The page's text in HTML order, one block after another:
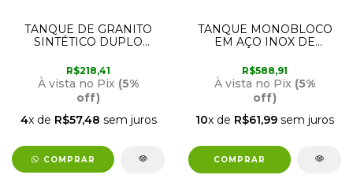
TANQUE DE GRANITO
SINTÉTICO DUPLO
RORATO
R$218,41
À vista no Pix (5%
off)
4x de R$57,48 sem juros
COMPRAR
TANQUE MONOBLOCO
EM AÇO INOX DE
SOBREPOR 32 LITROS
55CM X 45CM X 23CM
90017041159 DOCOL
R$588,91
À vista no Pix (5%
off)
10x de R$61,99 sem juros